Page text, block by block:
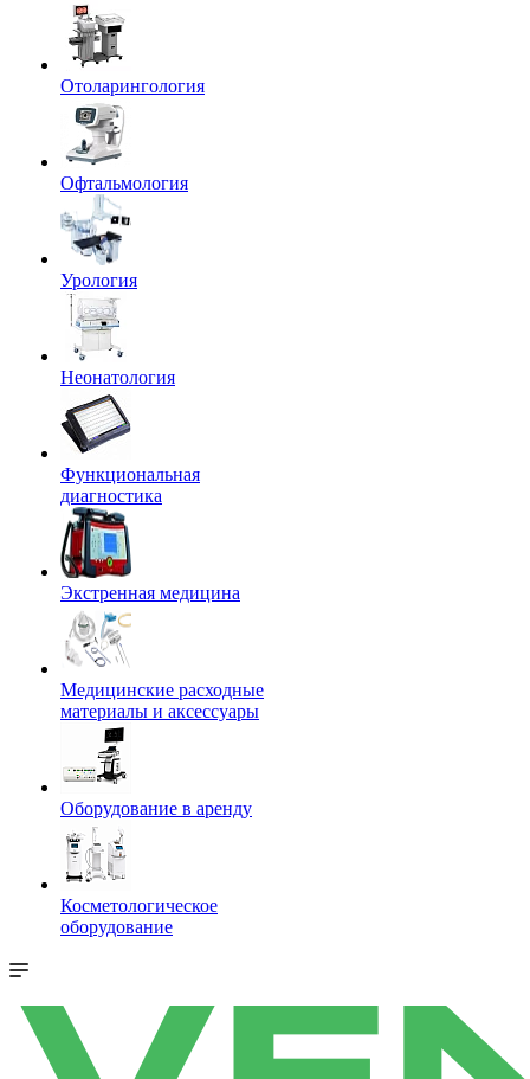
Отоларингология
Офтальмология
Урология
Неонатология
Функциональная
диагностика
Экстренная медицина
Медицинские расходные
материалы и аксессуары
Оборудование в аренду
Косметологическое
оборудование